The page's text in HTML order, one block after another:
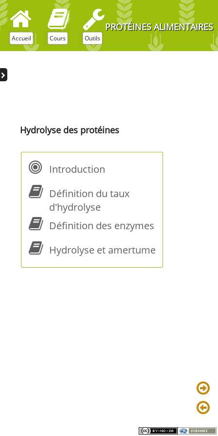
PROTÉINES ALIMENTAIRES
Cours Outils
Hydrolyse des protéines
Introduction
Définition du taux
d'hydrolyse
Définition des enzymes
Hydrolyse et amertume
Accueil